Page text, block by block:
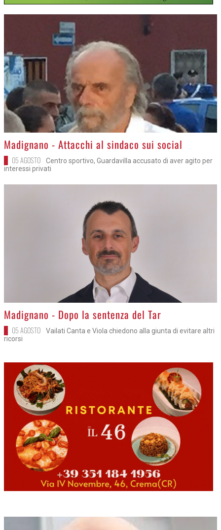
>Madignano - Attacchi al sindaco sui social
05 AGOSTO
Centro sportivo, Guardavilla accusato di aver agito per
interessi privati
>Madignano - Dopo la sentenza del Tar
05 AGOSTO
Vailati Canta e Viola chiedono alla giunta di evitare altri
ricorsi